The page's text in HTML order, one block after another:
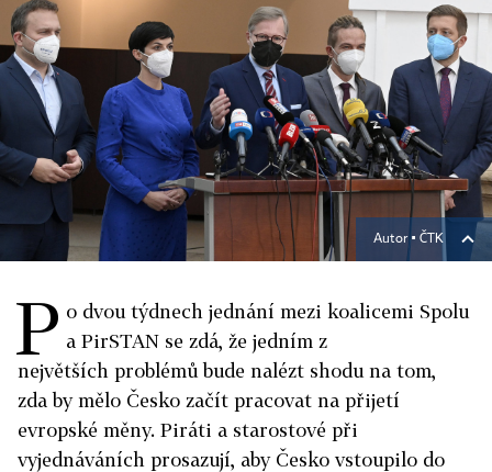
Autor ▪ ČTK
P o dvou týdnech jednání mezi koalicemi Spolu
a PirSTAN se zdá, že jedním z
největších problémů bude nalézt shodu na tom,
zda by mělo Česko začít pracovat na přijetí
evropské měny. Piráti a starostové při
vyjednáváních prosazují, aby Česko vstoupilo do